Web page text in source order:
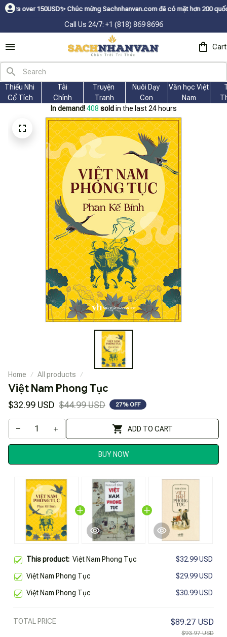
ㅤ✨Chúc mừng Sachnhanvan.com đã có mặt hơn 200 quốc gia như
Call Us 24/7: +1 (818) 869 8696
Cart
Thiếu Nhi
Cổ Tích
Tài
Chính
Truyện
Tranh
Nuôi Dạy
Con
Văn học Việt
Nam
In demand! 412 sold in the last 24 hours
Home All products
Việt Nam Phong Tục
$32.99 USD $44.99 USD 27% OFF
ADD TO CART
BUY NOW
This product: Việt Nam Phong Tục $32.99 USD
Việt Nam Phong Tục $29.99 USD
Việt Nam Phong Tục $30.99 USD
TOTAL PRICE $89.27 USD
$93.97 USD